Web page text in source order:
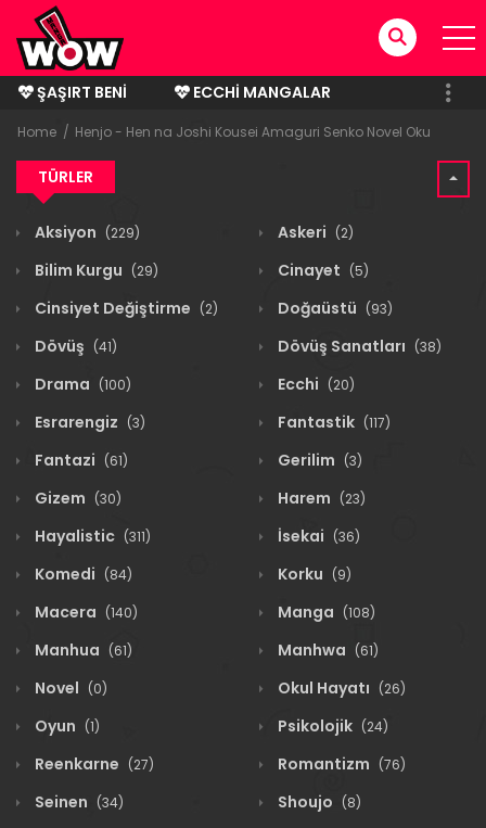
ŞAŞIRT BENI
ECCHI MANGALAR
BITMIŞ MANGALAR
Home Henjo - Hen na Joshi Kousei Amaguri Senko Novel Oku
TÜRLER
Aksiyon (229) Askeri (2)
Bilim Kurgu (29) Cinayet (5)
Cinsiyet Değiştirme (2) Doğaüstü (93)
Dövüş (41) Dövüş Sanatları (38)
Drama (100) Ecchi (20)
Esrarengiz (3) Fantastik (117)
Fantazi (61) Gerilim (3)
Gizem (30) Harem (23)
Hayalistic (311) İsekai (36)
Komedi (84) Korku (9)
Macera (140) Manga (108)
Manhua (61) Manhwa (61)
Novel (0) Okul Hayatı (26)
Oyun (1) Psikolojik (24)
Reenkarne (27) Romantizm (76)
Seinen (34) Shoujo (8)